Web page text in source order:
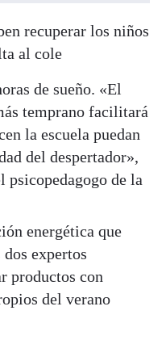
recuperar los niños
al cole
de sueño. «El
temprano facilitará
la escuela puedan
del despertador»,
psicopedagogo de la
energética que
expertos
productos con
del verano